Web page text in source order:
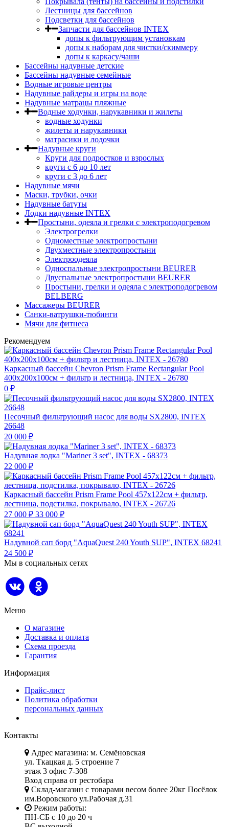
Лестницы для бассейнов
Подсветки для бассейнов
Запчасти для бассейнов INTEX
допы к фильтрующим установкам
допы к наборам для чистки/скиммеру
допы к каркасу/чаши
Бассейны надувные детские
Бассейны надувные семейные
Водные игровые центры
Надувные райдеры и игры на воде
Надувные матрацы пляжные
Водные ходунки, нарукавники и жилеты
водные ходунки
жилеты и нарукавники
матрасики и лодочки
Надувные круги
Круги для подростков и взрослых
круги с 6 до 10 лет
круги c 3 до 6 лет
Надувные мячи
Маски, трубки, очки
Надувные батуты
Лодки надувные INTEX
Простыни, одеяла и грелки с электроподогревом
Электрогрелки
Одноместные электропростыни
Двухместные электропростыни
Электроодеяла
Односпальные электропростыни BEURER
Двуспальные электропростыни BEURER
Простыни, грелки и одеяла с электроподогревом
BELBERG
Массажеры BEURER
Санки-ватрушки-тюбинги
Мячи для фитнеса
Рекомендуем
Каркасный бассейн Chevron Prism Frame Rectangular Pool
400х200х100см + фильтр и лестница, INTEX - 26780
0 ₽
Песочный фильтрующий насос для воды SX2800, INTEX
26648
20 000 ₽
Надувная лодка "Mariner 3 set", INTEX - 68373
22 000 ₽
Каркасный бассейн Prism Frame Pool 457х122см + фильтр,
лестница, подстилка, покрывало, INTEX - 26726
27 000 ₽ 33 000 ₽
Надувной сап борд "AquaQuest 240 Youth SUP", INTEX 68241
24 500 ₽
Мы в социальных сетях
Меню
О магазине
Доставка и оплата
Схема проезда
Гарантия
Информация
Прайс-лист
Политика обработки
персональных данных
Контакты
Адрес магазина: м. Семёновская
ул. Ткацкая д. 5 строение 7
этаж 3 офис 7-308
Вход справа от рестобара
Склад-магазин с товарами весом более 20кг Посёлок
им.Воровского ул.Рабочая д.31
Режим работы:
ПН-СБ с 10 до 20 ч